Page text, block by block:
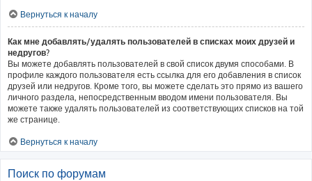
Вернуться к началу
Как мне добавлять/удалять пользователей в списках моих друзей и
недругов?
Вы можете добавлять пользователей в свой список двумя способами. В
профиле каждого пользователя есть ссылка для его добавления в список
друзей или недругов. Кроме того, вы можете сделать это прямо из вашего
личного раздела, непосредственным вводом имени пользователя. Вы
можете также удалять пользователей из соответствующих списков на той
же странице.
Вернуться к началу
Поиск по форумам